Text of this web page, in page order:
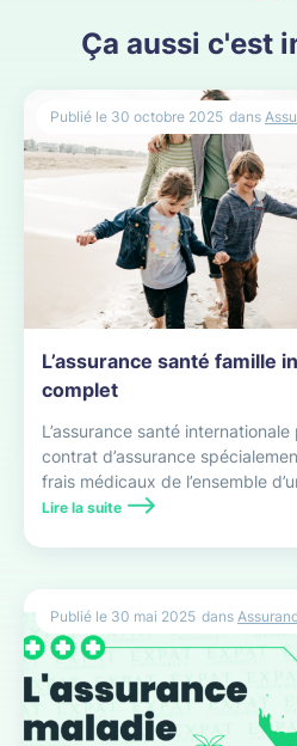
Ça aussi c'est
L’assurance santé famille
complet
L’assurance santé
contrat d’assurance
frais médicaux de l’ensemble
résidant hors de son pays
Lire la suite
Publié le 30 octobre 2025 dans
Publié le 30 mai 2025 dans